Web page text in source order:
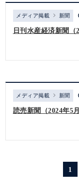
メディア掲載 新聞
日刊水産経済新聞（
メディア掲載 新聞
読売新聞（2024年5月
1